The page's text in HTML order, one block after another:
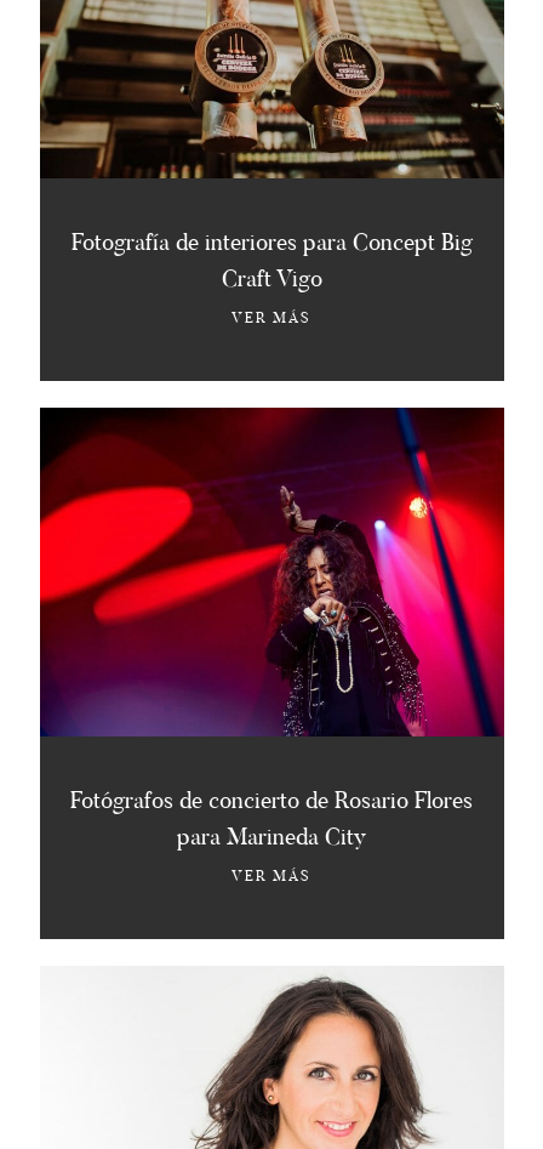
Fotografía de interiores para Concept Big
Craft Vigo
VER MÁS
Fotógrafos de concierto de Rosario Flores
para Marineda City
VER MÁS